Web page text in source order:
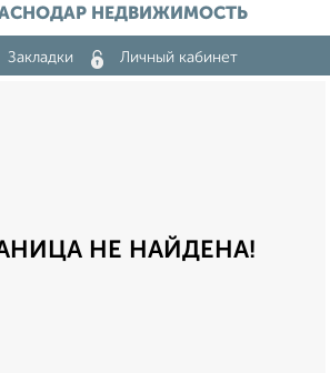
НЕДВИЖИМОСТЬ
Закладки Личный кабинет
НЕ НАЙДЕНА!